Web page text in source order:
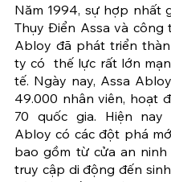
Năm 1994, sự hợp nhất
Thụy Điển Assa và công
Abloy đã phát triển
ty có  thế lực rất lớn
tế. Ngày nay, Assa
49.000 nhân viên, hoạt
70 quốc gia. Hiện nay
Abloy có các đột phá
bao gồm từ cửa an
truy cập di động đến